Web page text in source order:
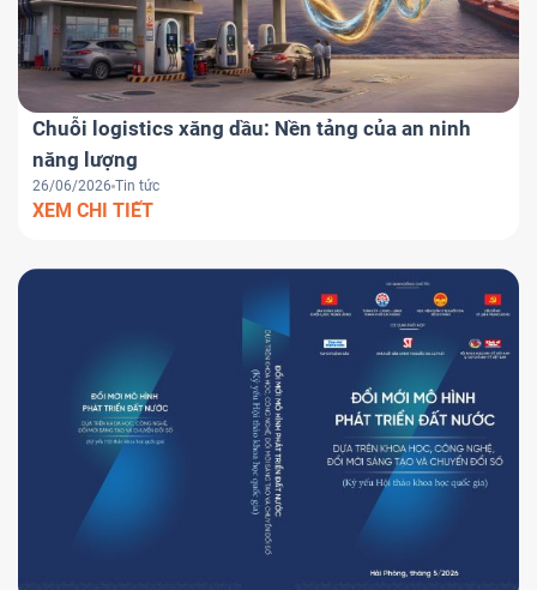
Chuỗi logistics xăng dầu: Nền tảng của an ninh
năng lượng
26/06/2026 Tin tức
XEM CHI TIẾT